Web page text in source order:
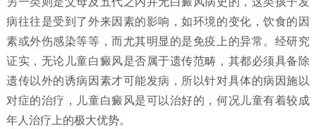
病往往是受到了外来因素的影响，如环境的变化，饮食的因
素或外伤感染等等，而尤其明显的是免疫上的异常。经研究
证实，无论儿童白癜风是否属于遗传范畴，其都必须具备除
遗传以外的诱病因素才可能发病，所以针对具体的病因施以
对症的治疗，儿童白癜风是可以治好的，何况儿童有着较成
年人治疗上的极大优势。